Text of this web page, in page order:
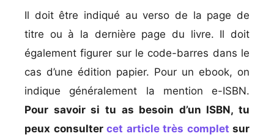
Il doit être indiqué au verso de la page de
titre ou à la dernière page du livre. Il doit
également figurer sur le code-barres dans le
cas d’une édition papier. Pour un ebook, on
indique généralement la mention e-ISBN.
Pour savoir si tu as besoin d’un ISBN, tu
peux consulter cet article très complet sur